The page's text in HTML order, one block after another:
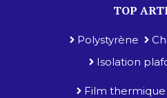
TOP
Polystyrène
Isolation
Film thermique